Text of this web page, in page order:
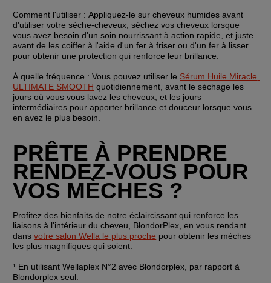
Comment l'utiliser : Appliquez-le sur cheveux humides avant
d'utiliser votre sèche-cheveux, séchez vos cheveux lorsque
vous avez besoin d'un soin nourrissant à action rapide, et juste
avant de les coiffer à l'aide d'un fer à friser ou d'un fer à lisser
pour obtenir une protection qui renforce leur brillance.
À quelle fréquence : Vous pouvez utiliser le Sérum Huile Miracle
ULTIMATE SMOOTH quotidiennement, avant le séchage les
jours où vous vous lavez les cheveux, et les jours
intermédiaires pour apporter brillance et douceur lorsque vous
en avez le plus besoin.
PRÊTE À PRENDRE
RENDEZ-VOUS POUR
VOS MÈCHES ?
Profitez des bienfaits de notre éclaircissant qui renforce les
liaisons à l'intérieur du cheveu, BlondorPlex, en vous rendant
dans votre salon Wella le plus proche pour obtenir les mèches
les plus magnifiques qui soient.
¹ En utilisant Wellaplex N°2 avec Blondorplex, par rapport à
Blondorplex seul.